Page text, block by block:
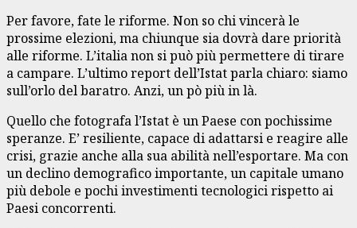
Per favore, fate le riforme. Non so chi vincerà le
prossime elezioni, ma chiunque sia dovrà dare priorità
alle riforme. L’italia non si può più permettere di tirare
a campare. L’ultimo report dell’Istat parla chiaro: siamo
sull’orlo del baratro. Anzi, un pò più in là.
Quello che fotografa l’Istat è un Paese con pochissime
speranze. E’ resiliente, capace di adattarsi e reagire alle
crisi, grazie anche alla sua abilità nell’esportare. Ma con
un declino demografico importante, un capitale umano
più debole e pochi investimenti tecnologici rispetto ai
Paesi concorrenti.